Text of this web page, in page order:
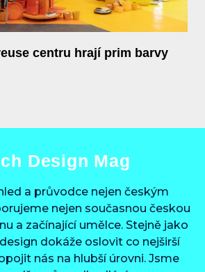
centru hrají prim barvy
Design Mag
a průvodce nejen českým
nejen současnou českou
a začínající umělce. Stejně jako
dokáže oslovit co nejširší
nás na hlubší úrovni. Jsme